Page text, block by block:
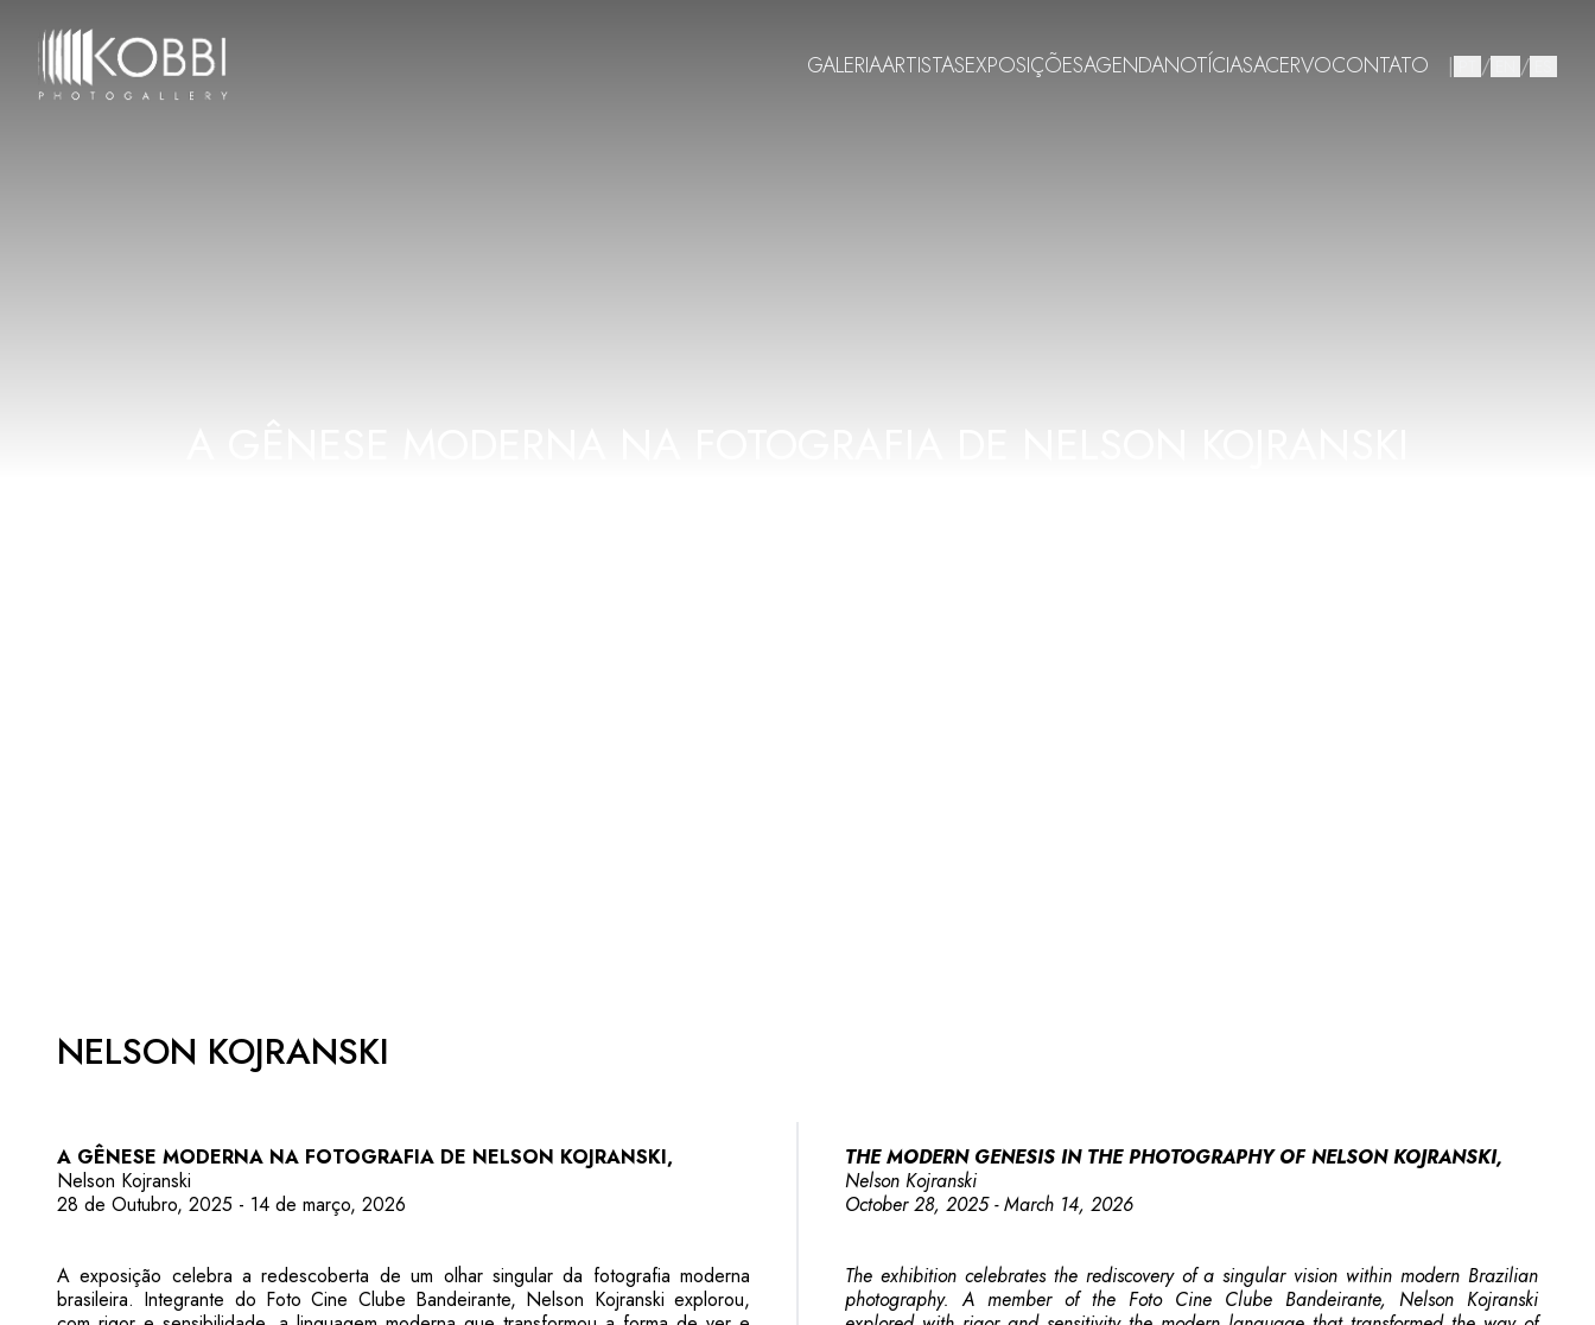
GALERIAARTISTASEXPOSIÇÕESAGENDANOTÍCIASACERVOCONTATO | / /
NELSON KOJRANSKI
A GÊNESE MODERNA NA FOTOGRAFIA DE NELSON KOJRANSKI,
Nelson Kojranski
28 de Outubro, 2025 - 14 de março, 2026
A exposição celebra a redescoberta de um olhar singular da fotografia moderna
brasileira. Integrante do Foto Cine Clube Bandeirante, Nelson Kojranski explorou,
THE MODERN GENESIS IN THE PHOTOGRAPHY OF NELSON KOJRANSKI,
Nelson Kojranski
October 28, 2025 - March 14, 2026
The exhibition celebrates the rediscovery of a singular vision within modern Brazilian
photography. A member of the Foto Cine Clube Bandeirante, Nelson Kojranski